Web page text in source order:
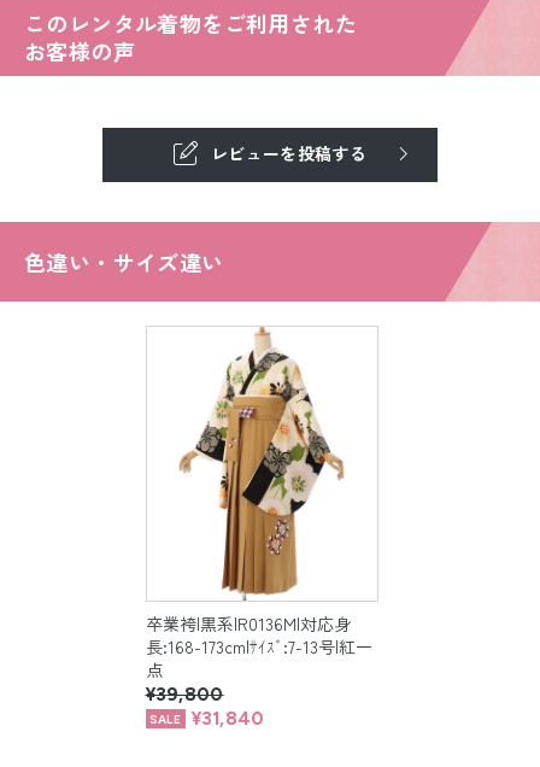
このレンタル着物をご利用された
お客様の声
レビューを投稿する
色違い・サイズ違い
卒業袴|黒系|R0136M|対応身
長:168-173cm|ｻｲｽﾞ:7-13号|紅一
点
¥39,800
¥31,840